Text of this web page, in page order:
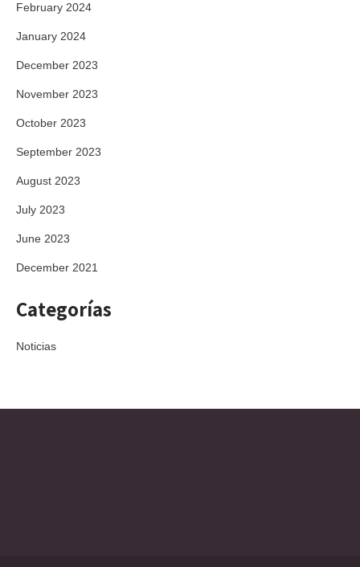
February 2024
January 2024
December 2023
November 2023
October 2023
September 2023
August 2023
July 2023
June 2023
December 2021
Categorías
Noticias